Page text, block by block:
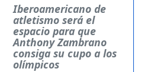
Iberoamericano de
atletismo será el
espacio para que
Anthony Zambrano
consiga su cupo a los
olímpicos